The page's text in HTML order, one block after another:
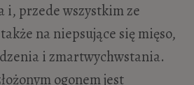
i, przede wszystkim ze
na niepsujące się mięso,
i zmartwychwstania.
ogonem jest